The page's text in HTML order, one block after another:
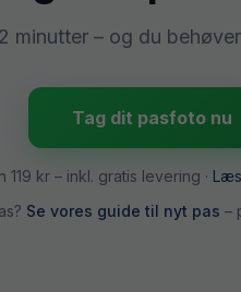
minutter – og du
Tag dit pasfoto nu
119 kr– inkl. gratis levering ·
Se vores guide til nyt pas –